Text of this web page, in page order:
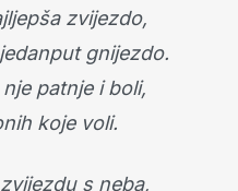
zvijezdo,
gnijezdo.
patnje i boli,
koje voli.
s neba,